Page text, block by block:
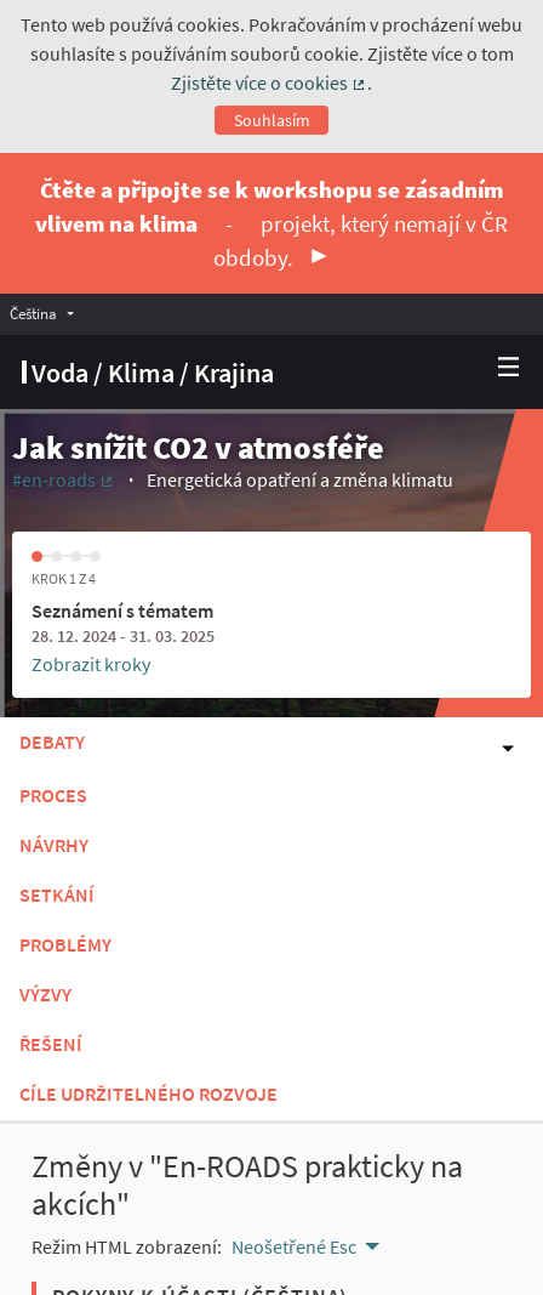
Tento web používá cookies. Pokračováním v procházení webu
souhlasíte s používáním souborů cookie. Zjistěte více o tom
Zjistěte více o cookies
.
Souhlasím
Čtěte a připojte se k workshopu se zásadním
vlivem na klima
-
projekt, který nemají v ČR
obdoby.
Voda / Klima / Krajina
Čeština Vyberte jazyk
Jak snížit CO2 v atmosféře
#en-roads
(Externí odkaz)
Energetická opatření a změna klimatu
KROK 1 Z 4
Seznámení s tématem
28. 12. 2024 - 31. 03. 2025
Zobrazit kroky
DEBATY
PROCES
NÁVRHY
SETKÁNÍ
PROBLÉMY
VÝZVY
ŘEŠENÍ
CÍLE UDRŽITELNÉHO ROZVOJE
Změny v "En-ROADS prakticky na
akcích"
Režim HTML zobrazení: Neošetřené Esc